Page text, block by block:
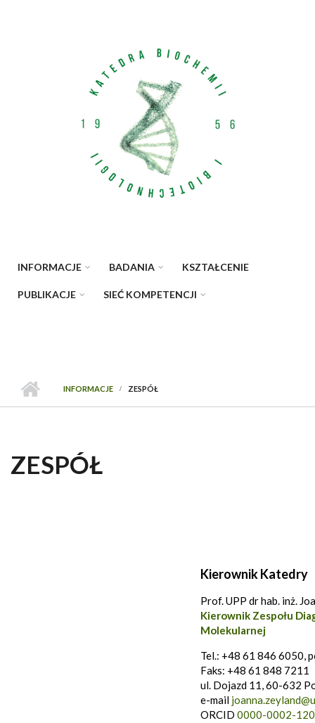
INFORMACJE BADANIA KSZTAŁCENIE
PUBLIKACJE SIEĆ KOMPETENCJI
INFORMACJE ZESPÓŁ
ZESPÓŁ
Kierownik Katedry
Prof. UPP dr hab. inż.
Kierownik Zespołu
Molekularnej
Tel.: +48 61 846 6050,
Faks: +48 61 848 7211
ul. Dojazd 11, 60-632
e-mail
ORCID 0000-0002-